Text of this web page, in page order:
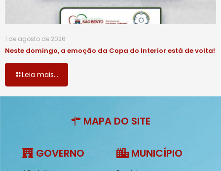
1 de agosto de 2026
Neste domingo, a emoção da Copa do Interior está de volta!
Leia mais...
MAPA DO SITE
GOVERNO MUNICÍPIO